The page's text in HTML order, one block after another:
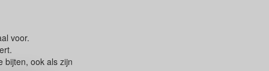
voor.
bijten, ook als zijn